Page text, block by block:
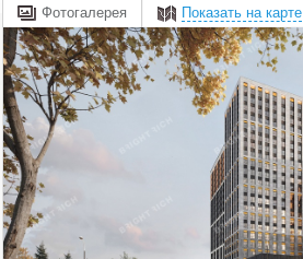
Фотогалерея Показать на карте